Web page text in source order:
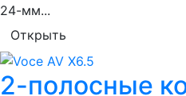
24-мм...
Открыть
2-полосные